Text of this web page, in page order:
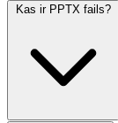
Kas ir PPTX fails?